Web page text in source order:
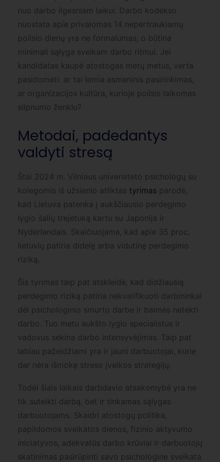
nuo darbo ilgesniam laikui. Darbo kodekso
nuostata apie privalomas 14 nepertraukiamų
poilsio dienų yra ne formalumas, o būtina
minimali sąlyga sveikam darbo ritmui. Jei
kandidatas kaupė atostogas metų metus, verta
pasidomėti: ar tai lemia asmeninis pasirinkimas,
ar organizacijos kultūra, kurioje poilsis laikomas
silpnumo ženklu?
Metodai, padedantys
valdyti stresą
Štai 2024 m. Vilniaus universiteto psichologų su
kolegomis iš užsienio atliktas tyrimas parodė,
kad Lietuva patenka į aukščiausio perdegimo
lygio šalių trejetuką kartu su Japonija ir
Nyderlandais. Skaičiuojama, kad apie 35 proc.
lietuvių patiria didelę arba vidutinę perdegimo
riziką.
Šis tyrimas taip pat atskleidė, kad didžiausią
perdegimo riziką patiria nekvalifikuoti darbininkai
dėl psichologinio smurto darbe ir baimės netekti
darbo. Tuo metu aukšto lygio specialistus ir
vadovus sekina darbo intensyvėjimas. Taip pat
labiau pažeidžiami yra ir jauni darbuotojai, kurie
dar nėra išmokę streso įveikos strategijų.
Todėl šiais laikais darbdavio atsakomybė yra ne
tik suteikti darbą, bet ir tinkamas sąlygas
darbuotojams. Skaidri atostogų politika,
papildomos sveikatos dienos, fizinio aktyvumo
iniciatyvos, adekvatūs darbo krūviai ir darbuotojų
skatinimas pasirūpinti savo psichologine sveikata